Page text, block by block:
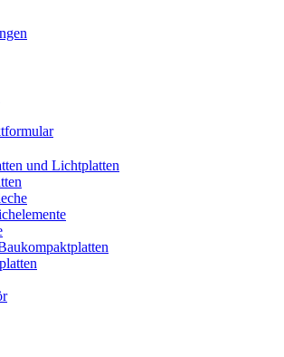
und Licht­platten